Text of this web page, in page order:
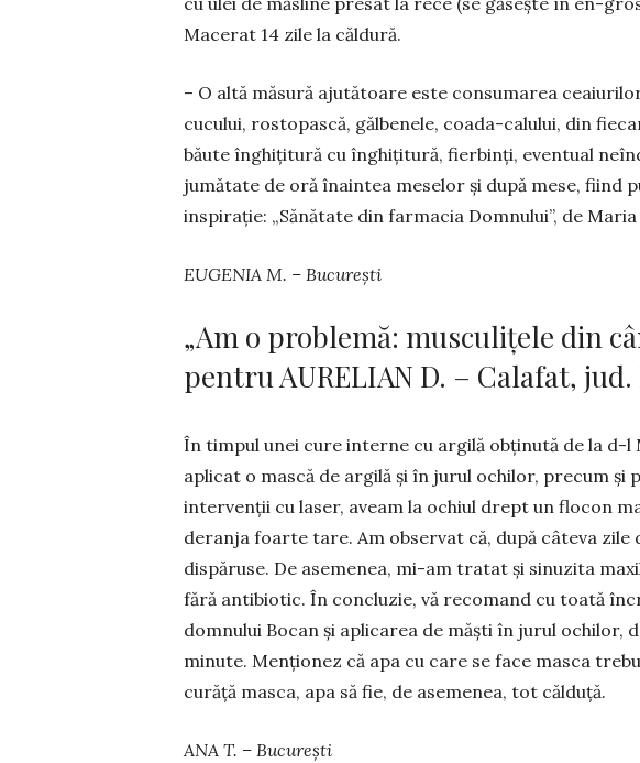
Macerat 14 zile la căl­dură.
– O altă măsură ajutătoare este consumarea
cucului, rostopască, gălbenele, coada-calului, din
băute înghițitură cu înghițitură, fierbinți, eventual
jumătate de oră înaintea meselor și după mese, fiind
inspirație: „Sănătate din farmacia Dom­nului”, de
EUGENIA M. – București
„Am o problemă: musculiţele din
pentru AURELIAN D. – Calafat, jud.
În timpul unei cure interne cu argilă obținută de la d-l
aplicat o mască de argilă și în jurul ochi­lor, precum și
inter­venții cu laser, aveam la ochiul drept un flocon
deranja foarte tare. Am observat că, după câ­teva zile
dispăruse. De asemenea, mi-am tratat și sinuzita
fără antibiotic. În concluzie, vă recomand cu toată
domnului Bocan și aplicarea de măști în jurul ochilor,
mi­nute. Men­țio­nez că apa cu care se face masca
curăță masca, apa să fie, de asemenea, tot călduță.
ANA T. – București